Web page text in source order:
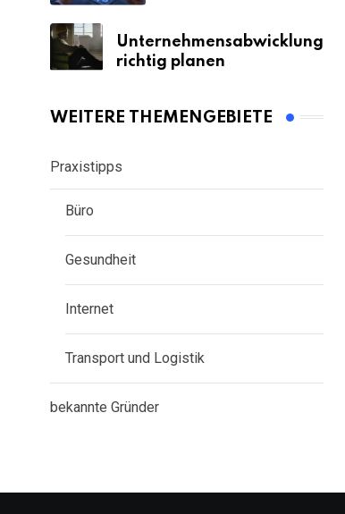
Unternehmensabwicklung
richtig planen
WEITERE THEMENGEBIETE
Praxistipps
Büro
Gesundheit
Internet
Transport und Logistik
bekannte Gründer